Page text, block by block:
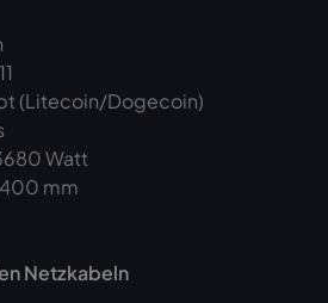
(Litecoin/Dogecoin)
Watt
400 mm
Netzkabeln